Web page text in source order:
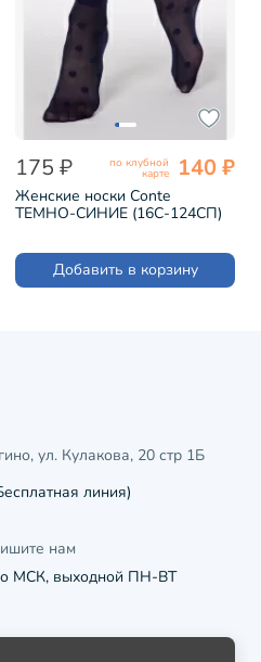
175 ₽ по клубной
карте 140 ₽
Женские носки Conte
ТЕМНО-СИНИЕ (16С-124СП)
Добавить в корзину
ул. Кулакова, 20 стр 1Б
линия)
нам
МСК, выходной ПН-ВТ